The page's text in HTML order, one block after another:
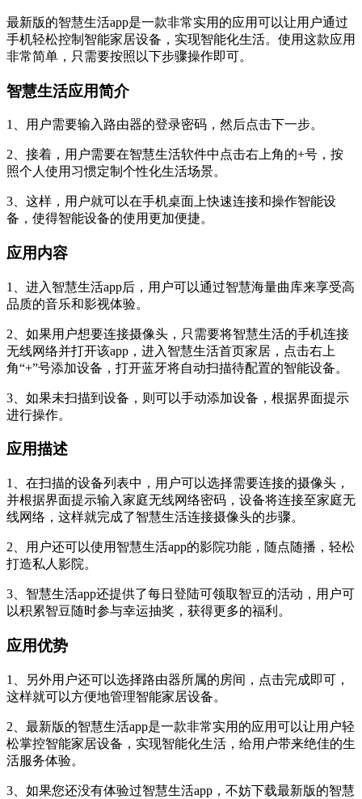
最新版的智慧生活app是一款非常实用的应用可以让用户通过
手机轻松控制智能家居设备，实现智能化生活。使用这款应用
非常简单，只需要按照以下步骤操作即可。
智慧生活应用简介
1、用户需要输入路由器的登录密码，然后点击下一步。
2、接着，用户需要在智慧生活软件中点击右上角的+号，按
照个人使用习惯定制个性化生活场景。
3、这样，用户就可以在手机桌面上快速连接和操作智能设
备，使得智能设备的使用更加便捷。
应用内容
1、进入智慧生活app后，用户可以通过智慧海量曲库来享受高
品质的音乐和影视体验。
2、如果用户想要连接摄像头，只需要将智慧生活的手机连接
无线网络并打开该app，进入智慧生活首页家居，点击右上
角“+”号添加设备，打开蓝牙将自动扫描待配置的智能设备。
3、如果未扫描到设备，则可以手动添加设备，根据界面提示
进行操作。
应用描述
1、在扫描的设备列表中，用户可以选择需要连接的摄像头，
并根据界面提示输入家庭无线网络密码，设备将连接至家庭无
线网络，这样就完成了智慧生活连接摄像头的步骤。
2、用户还可以使用智慧生活app的影院功能，随点随播，轻松
打造私人影院。
3、智慧生活app还提供了每日登陆可领取智豆的活动，用户可
以积累智豆随时参与幸运抽奖，获得更多的福利。
应用优势
1、另外用户还可以选择路由器所属的房间，点击完成即可，
这样就可以方便地管理智能家居设备。
2、最新版的智慧生活app是一款非常实用的应用可以让用户轻
松掌控智能家居设备，实现智能化生活，给用户带来绝佳的生
活服务体验。
3、如果您还没有体验过智慧生活app，不妨下载最新版的智慧